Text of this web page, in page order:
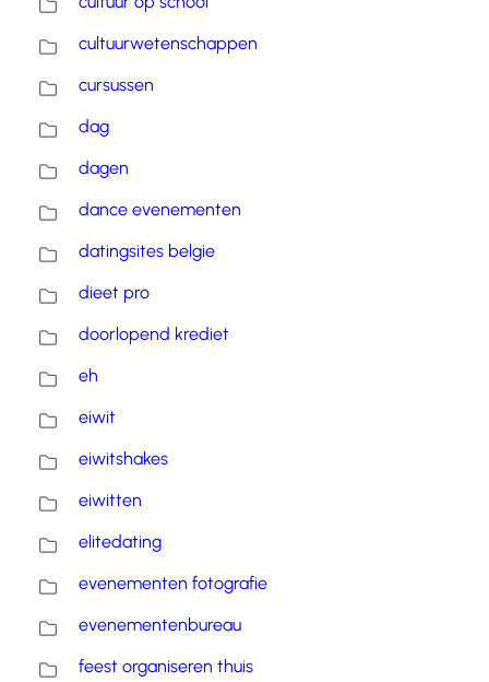
cultuurwetenschappen
cursussen
dag
dagen
dance evenementen
datingsites belgie
dieet pro
doorlopend krediet
eh
eiwit
eiwitshakes
eiwitten
elitedating
evenementen fotografie
evenementenbureau
feest organiseren thuis